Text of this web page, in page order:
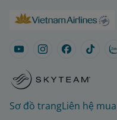
Sơ đồ trangLiên hệ